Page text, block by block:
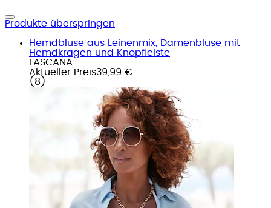
Produkte überspringen
Hemdbluse aus Leinenmix, Damenbluse mit
Hemdkragen und Knopfleiste
LASCANA
Aktueller Preis39,99 €
( 8 )